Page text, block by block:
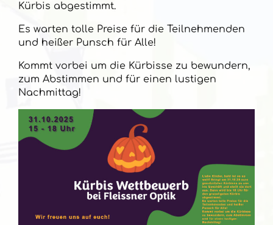
Kürbis abgestimmt.
Es warten tolle Preise für die Teilnehmenden
und heißer Punsch für Alle!
Kommt vorbei um die Kürbisse zu bewundern,
zum Abstimmen und für einen lustigen
Nachmittag!